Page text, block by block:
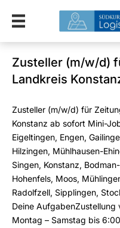
Zusteller (m/w/d)
Landkreis
Zusteller (m/w/d) für
Konstanz ab sofort Mini-
Eigeltingen, Engen,
Hilzingen, Mühlhausen-
Singen, Konstanz,
Hohenfels, Moos,
Radolfzell, Sipplingen,
Deine AufgabenZustellung
Montag – Samstag bis